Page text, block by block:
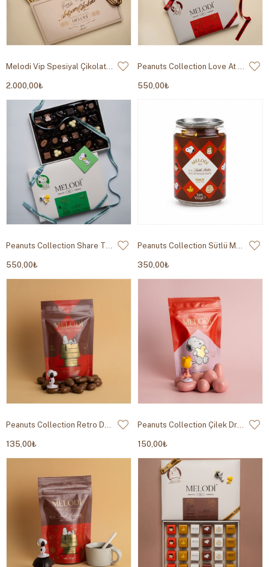
Melodi Vip Spesiyal Çikolata 1000g
2.000,00₺
Peanuts Collection Love At First Bite Pralin 230g
550,00₺
Peanuts Collection Share The Sweetness Pralin 230g
550,00₺
Peanuts Collection Sütlü Madlen 100g
350,00₺
Peanuts Collection Retro Draje 80g
135,00₺
Peanuts Collection Çilek Draje 80g
150,00₺